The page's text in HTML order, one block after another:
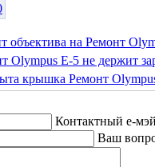
объектива на Ремонт
Olympus E-5 не держит
крышка Ремонт
Контактный е-
Ваш